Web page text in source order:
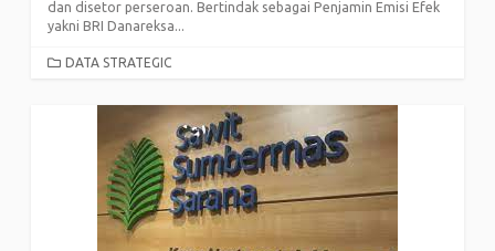
dan disetor perseroan. Bertindak sebagai Penjamin Emisi Efek
yakni BRI Danareksa...
CATEGORIES
DATA STRATEGIC